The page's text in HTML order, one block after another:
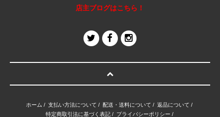
店主ブログはこちら！
ホーム / 支払い方法について / 配送・送料について / 返品について /
特定商取引法に基づく表記/ プライバシーポリシー /